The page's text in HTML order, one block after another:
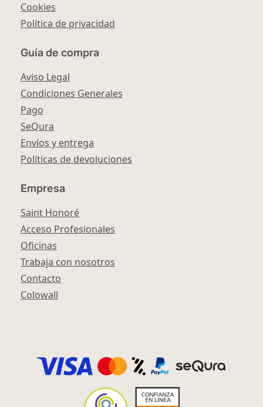
Cookies
Política de privacidad
Guía de compra
Aviso Legal
Condiciones Generales
Pago
SeQura
Envíos y entrega
Políticas de devoluciones
Empresa
Saint Honoré
Acceso Profesionales
Oficinas
Trabaja con nosotros
Contacto
Colowall